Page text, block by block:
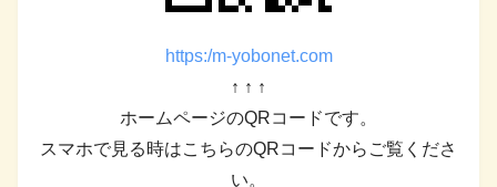
https:/m-yobonet.com
↑ ↑ ↑
ホームページのQRコードです。
スマホで見る時はこちらのQRコードからご覧くださ
い。